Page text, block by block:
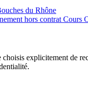
du Rhône
hors contrat Cours
explicitement de